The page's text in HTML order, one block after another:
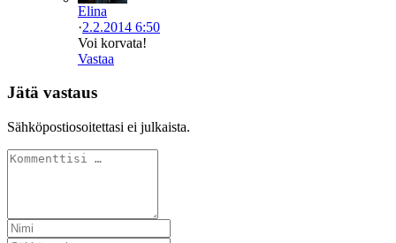
Elina
·2.2.2014 6:50
Voi korvata!
Vastaa
Jätä vastaus
Sähköpostiosoitettasi ei julkaista.